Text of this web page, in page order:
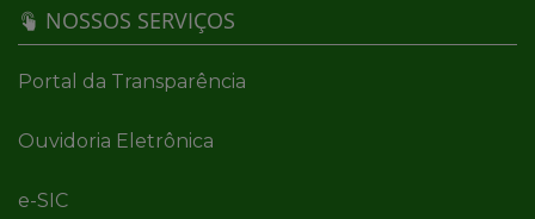
NOSSOS SERVIÇOS
Portal da Transparência
Ouvidoria Eletrônica
e-SIC